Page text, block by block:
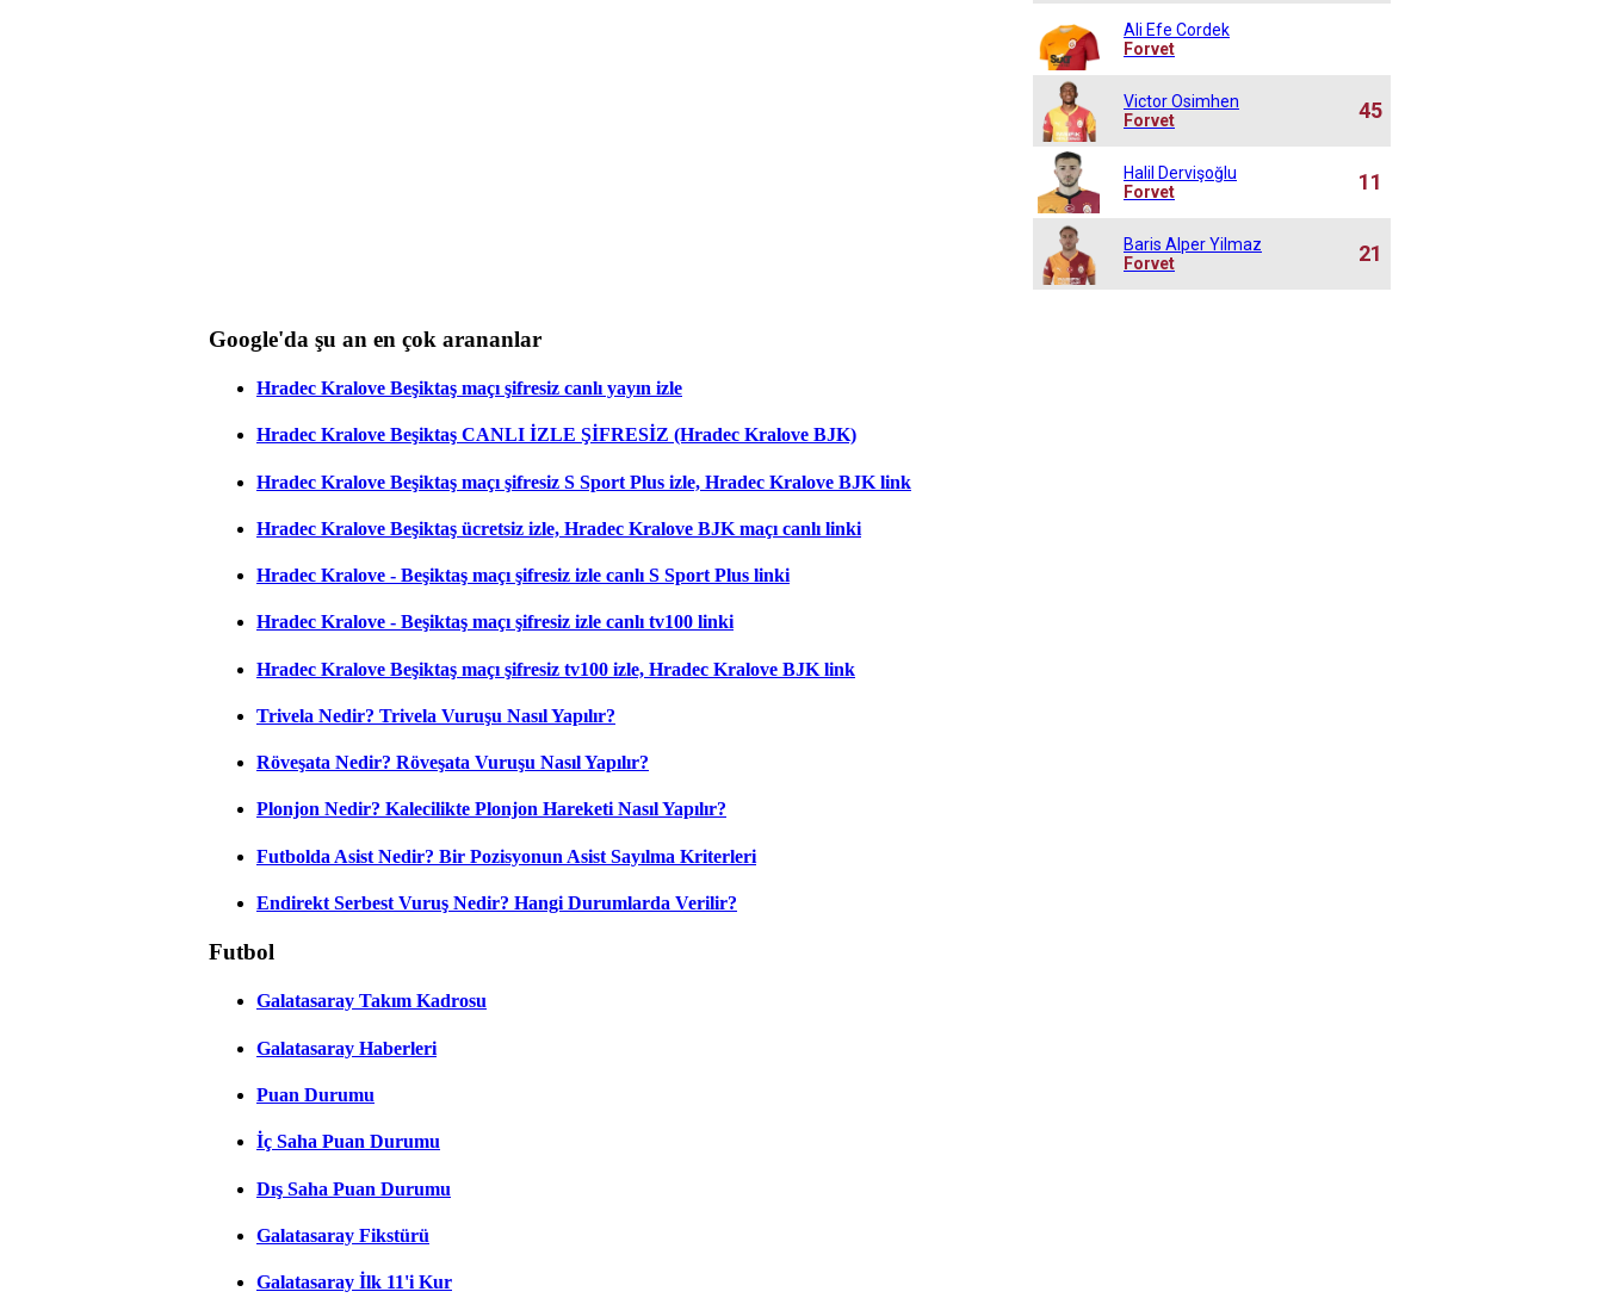
Ali Efe Cordek
Forvet
Victor Osimhen
Forvet
45
Halil Dervişoğlu
Forvet
11
Baris Alper Yilmaz
Forvet
21
Google'da şu an en çok arananlar
Hradec Kralove Beşiktaş maçı şifresiz canlı yayın izle
Hradec Kralove Beşiktaş CANLI İZLE ŞİFRESİZ (Hradec Kralove BJK)
Hradec Kralove Beşiktaş maçı şifresiz S Sport Plus izle, Hradec Kralove BJK link
Hradec Kralove Beşiktaş ücretsiz izle, Hradec Kralove BJK maçı canlı linki
Hradec Kralove - Beşiktaş maçı şifresiz izle canlı S Sport Plus linki
Hradec Kralove - Beşiktaş maçı şifresiz izle canlı tv100 linki
Hradec Kralove Beşiktaş maçı şifresiz tv100 izle, Hradec Kralove BJK link
Trivela Nedir? Trivela Vuruşu Nasıl Yapılır?
Röveşata Nedir? Röveşata Vuruşu Nasıl Yapılır?
Plonjon Nedir? Kalecilikte Plonjon Hareketi Nasıl Yapılır?
Futbolda Asist Nedir? Bir Pozisyonun Asist Sayılma Kriterleri
Endirekt Serbest Vuruş Nedir? Hangi Durumlarda Verilir?
Futbol
Galatasaray Takım Kadrosu
Galatasaray Haberleri
Puan Durumu
İç Saha Puan Durumu
Dış Saha Puan Durumu
Galatasaray Fikstürü
Galatasaray İlk 11'i Kur